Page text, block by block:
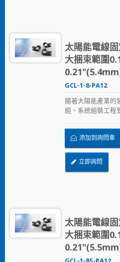
太陽能電線
大捆束範圍
GCL-1-8-PA12
隨著大陽能產業的
組、系統組裝工程
座、浪管到邊緣夾
方案，加速節省安
料，在惡劣的環境
命。
添加到詢問車
立即詢問
太陽能電線
大捆束範圍